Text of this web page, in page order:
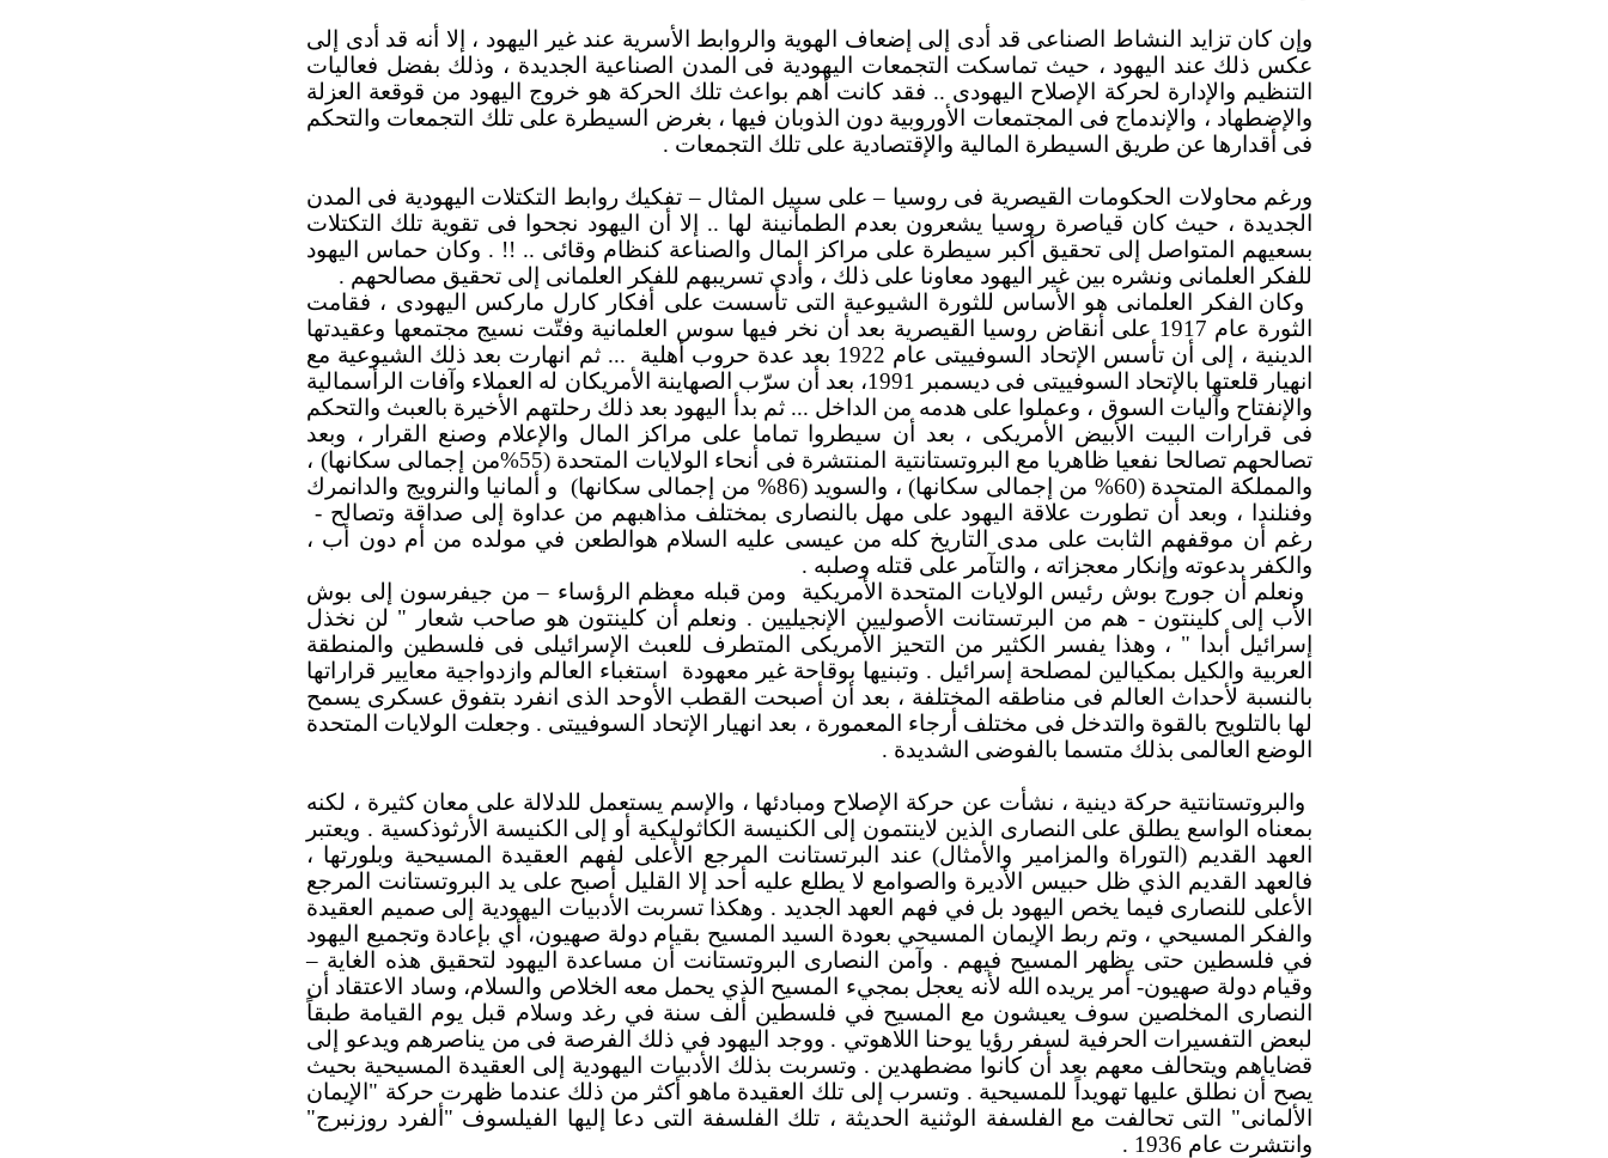
وإن كان تزايد النشاط الصناعى قد أدى إلى إضعاف الهوية والروابط الأسرية عند غير اليهود ، إلا أنه قد أدى إلى
عكس ذلك عند اليهود ، حيث تماسكت التجمعات اليهودية فى المدن الصناعية الجديدة ، وذلك بفضل فعاليات
التنظيم والإدارة لحركة الإصلاح اليهودى .. فقد كانت أهم بواعث تلك الحركة هو خروج اليهود من قوقعة العزلة
والإضطهاد ، والإندماج فى المجتمعات الأوروبية دون الذوبان فيها ، بغرض السيطرة على تلك التجمعات والتحكم
فى أقدارها عن طريق السيطرة المالية والإقتصادية على تلك التجمعات .
ورغم محاولات الحكومات القيصرية فى روسيا – على سبيل المثال – تفكيك روابط التكتلات اليهودية فى المدن
الجديدة ، حيث كان قياصرة روسيا يشعرون بعدم الطمأنينة لها .. إلا أن اليهود نجحوا فى تقوية تلك التكتلات
بسعيهم المتواصل إلى تحقيق أكبر سيطرة على مراكز المال والصناعة كنظام وقائى .. !! . وكان حماس اليهود
للفكر العلمانى ونشره بين غير اليهود معاونا على ذلك ، وأدى تسريبهم للفكر العلمانى إلى تحقيق مصالحهم .
وكان الفكر العلمانى هو الأساس للثورة الشيوعية التى تأسست على أفكار كارل ماركس اليهودى ، فقامت
الثورة عام 1917 على أنقاض روسيا القيصرية بعد أن نخر فيها سوس العلمانية وفتّت نسيج مجتمعها وعقيدتها
الدينية ، إلى أن تأسس الإتحاد السوفييتى عام 1922 بعد عدة حروب أهلية
... ثم انهارت بعد ذلك الشيوعية مع
انهيار قلعتها بالإتحاد السوفييتى فى ديسمبر 1991، بعد أن سرّب الصهاينة الأمريكان له العملاء وآفات الرأسمالية
والإنفتاح وآليات السوق ، وعملوا على هدمه من الداخل ... ثم بدأ اليهود بعد ذلك رحلتهم الأخيرة بالعبث والتحكم
فى قرارات البيت الأبيض الأمريكى ، بعد أن سيطروا تماما على مراكز المال والإعلام وصنع القرار ، وبعد
تصالحهم تصالحا نفعيا ظاهريا مع البروتستانتية المنتشرة فى أنحاء الولايات المتحدة (55%من إجمالى سكانها) ،
والمملكة المتحدة (60% من إجمالى سكانها) ، والسويد (86% من إجمالى سكانها)
و ألمانيا والنرويج والدانمرك
وفنلندا ، وبعد أن تطورت علاقة اليهود على مهل بالنصارى بمختلف مذاهبهم من عداوة إلى صداقة وتصالح -
رغم أن موقفهم الثابت على مدى التاريخ كله من عيسى عليه السلام هو الطعن في مولده من أم دون أب ،
والكفر بدعوته وإنكار معجزاته ، والتآمر على قتله وصلبه .
ونعلم أن جورج بوش رئيس الولايات المتحدة الأمريكية
ومن قبله معظم الرؤساء – من جيفرسون إلى بوش
الأب إلى كلينتون - هم من البرتستانت الأصوليين الإنجيليين . ونعلم أن كلينتون هو صاحب شعار " لن نخذل
إسرائيل أبدا " ، وهذا يفسر الكثير من التحيز الأمريكى المتطرف للعبث الإسرائيلى فى فلسطين والمنطقة
العربية والكيل بمكيالين لمصلحة إسرائيل . وتبنيها بوقاحة غير معهودة
استغباء العالم وازدواجية معايير قراراتها
بالنسبة لأحداث العالم فى مناطقه المختلفة ، بعد أن أصبحت القطب الأوحد الذى انفرد بتفوق عسكرى يسمح
لها بالتلويح بالقوة والتدخل فى مختلف أرجاء المعمورة ، بعد انهيار الإتحاد السوفييتى . وجعلت الولايات المتحدة
الوضع العالمى بذلك متسما بالفوضى الشديدة .
والبروتستانتية حركة دينية ، نشأت عن حركة الإصلاح ومبادئها ، والإسم يستعمل للدلالة على معان كثيرة ، لكنه
بمعناه الواسع يطلق على النصارى الذين لاينتمون إلى الكنيسة الكاثوليكية أو إلى الكنيسة الأرثوذكسية . ويعتبر
العهد القديم (التوراة والمزامير والأمثال) عند البرتستانت المرجع الأعلى لفهم العقيدة المسيحية وبلورتها ،
فالعهد القديم الذي ظل حبيس الأديرة والصوامع لا يطلع عليه أحد إلا القليل أصبح على يد البروتستانت المرجع
الأعلى للنصارى فيما يخص اليهود بل في فهم العهد الجديد . وهكذا تسربت الأدبيات اليهودية إلى صميم العقيدة
والفكر المسيحي ، وتم ربط الإيمان المسيحي بعودة السيد المسيح بقيام دولة صهيون، أي بإعادة وتجميع اليهود
في فلسطين حتى يظهر المسيح فيهم . وآمن النصارى البروتستانت أن مساعدة اليهود لتحقيق هذه الغاية –
وقيام دولة صهيون- أمر يريده الله لأنه يعجل بمجيء المسيح الذي يحمل معه الخلاص والسلام، وساد الاعتقاد أن
النصارى المخلصين سوف يعيشون مع المسيح في فلسطين ألف سنة في رغد وسلام قبل يوم القيامة طبقاً
لبعض التفسيرات الحرفية لسفر رؤيا يوحنا اللاهوتي . ووجد اليهود في ذلك الفرصة فى من يناصرهم ويدعو إلى
قضاياهم ويتحالف معهم بعد أن كانوا مضطهدين . وتسربت بذلك الأدبيات اليهودية إلى العقيدة المسيحية بحيث
يصح أن نطلق عليها تهويداً للمسيحية . وتسرب إلى تلك العقيدة ماهو أكثر من ذلك عندما ظهرت حركة "الإيمان
الألمانى" التى تحالفت مع الفلسفة الوثنية الحديثة ، تلك الفلسفة التى دعا إليها الفيلسوف "ألفرد روزنبرج"
وانتشرت عام 1936 .